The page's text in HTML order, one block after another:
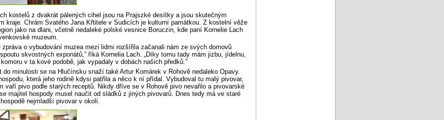
kostelů z dvakrát pálených cihel jsou na Prajszké desítky a jsou skutečným
kraje. Chrám Svatého Jana Křtitele v Sudicích je kulturní památkou. Z kostelní věže
jako na dlani, včetně nedaleké polské vesnice Boruczin, kde paní Kornelie Lach
muzeum.
zpráva o vybudování muzea mezi lidmi rozšířila začanali nám ze svých domovů
skvostných exponátů,” říká Kornelia Lach. „Díky tomu tady mám jizbu, jídelnu,
v ta kové podobě, jak vypadaly v dobách našich předků.”
minulosti se na Hlučínsku snaží také Artur Komárek v Rohově nedaleko Opavy.
která jeho rodině kdysi patřila a něco k ní přídal. Vybudoval tu malý pivovar,
vaří pivo podle starých receptů. Nikdy dříve se v Rohově pivo nevařilo a pivovarské
majitel hospody musel naučit od sládků z jiných pivovarů. Dnes tedy má ve staré
nejmladší pivovar v okolí.